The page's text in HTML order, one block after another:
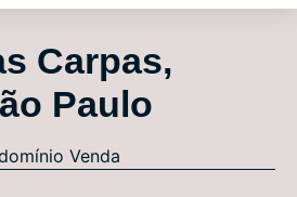
Carpas,
Paulo
Venda